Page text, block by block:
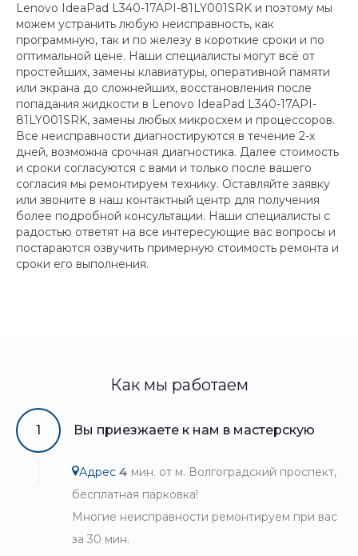
Lenovo IdeaPad L340-17API-81LY001SRK и поэтому мы
можем устранить любую неисправность, как
программную, так и по железу в короткие сроки и по
оптимальной цене. Наши специалисты могут всё от
простейших, замены клавиатуры, оперативной памяти
или экрана до сложнейших, восстановления после
попадания жидкости в Lenovo IdeaPad L340-17API-
81LY001SRK, замены любых микросхем и процессоров.
Все неисправности диагностируются в течение 2-х
дней, возможна срочная диагностика. Далее стоимость
и сроки согласуются с вами и только после вашего
согласия мы ремонтируем технику. Оставляйте заявку
или звоните в наш контактный центр для получения
более подробной консультации. Наши специалисты с
радостью ответят на все интересующие вас вопросы и
постараются озвучить примерную стоимость ремонта и
сроки его выполнения.
Как мы работаем
1 Вы приезжаете к нам в мастерскую
Адрес 4 мин. от м. Волгоградский проспект,
бесплатная парковка!
Многие неисправности ремонтируем при вас
за 30 мин.